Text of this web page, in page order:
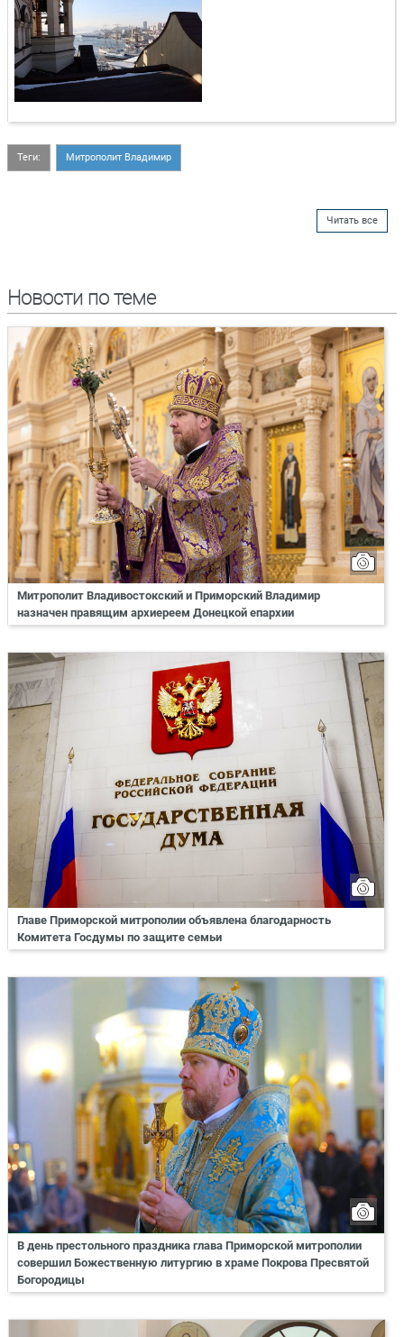
Теги: Митрополит Владимир
Читать все
Новости по теме
Митрополит Владивостокский и Приморский Владимир
назначен правящим архиереем Донецкой епархии
Главе Приморской митрополии объявлена благодарность
Комитета Госдумы по защите семьи
В день престольного праздника глава Приморской митрополии
совершил Божественную литургию в храме Покрова Пресвятой
Богородицы